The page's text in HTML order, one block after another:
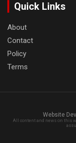
Quick Links
About
Contact
Policy
Terms
Website
All content and news on this